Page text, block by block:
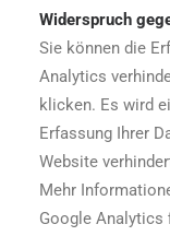
Widerspruch
Sie können die
Analytics
klicken. Es wird
Erfassung Ihrer
Website
Mehr
Google Analytics